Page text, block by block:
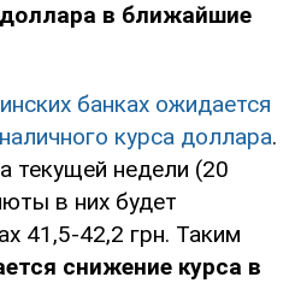
в ближайшие
банках ожидается
курса доллара.
текущей недели (20
в них будет
41,5-42,2 грн. Таким
снижение курса в